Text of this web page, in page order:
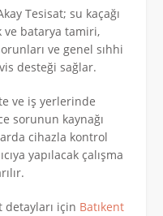
Tesisat; su kaçağı
ve batarya tamiri,
ve genel sıhhi
desteği sağlar.
ve iş yerlerinde
sorunun kaynağı
cihazla kontrol
yapılacak çalışma
detayları için Batıkent